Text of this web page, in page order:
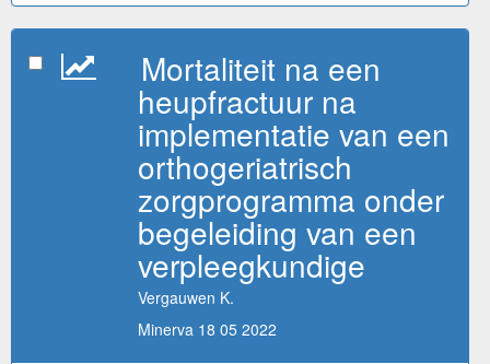
Mortaliteit na een
heupfractuur na
implementatie van een
orthogeriatrisch
zorgprogramma onder
begeleiding van een
verpleegkundige
Vergauwen K.
Minerva 18 05 2022